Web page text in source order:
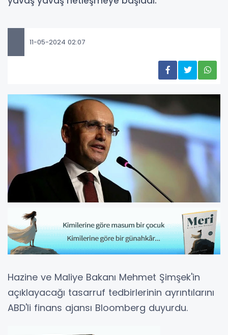
11-05-2024 02:07
Hazine ve Maliye Bakanı Mehmet Şimşek'in
açıklayacağı tasarruf tedbirlerinin ayrıntılarını
ABD'li finans ajansı Bloomberg duyurdu.